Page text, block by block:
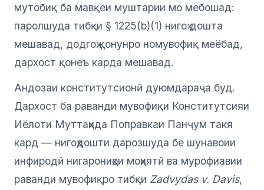
мутобиқ ба мавқеи муштарии мо мебошад:
паролшуда тибқи § 1225(b)(1) нигоҳ дошта
мешавад, додгоҳ қонунро номувофиқ меёбад,
дархост қонеъ карда мешавад.
Андозаи конститутсионӣ дуюмдараҷа буд.
Дархост ба раванди мувофиқи Конститутсияи
Иёлоти Муттаҳида Поправкаи Панҷум такя
кард — нигоҳдошти дарозшуда бе шунавоии
инфиродӣ нигарониҳои моҳиятӣ ва мурофиавии
раванди мувофиқро тибқи Zadvydas v. Davis,